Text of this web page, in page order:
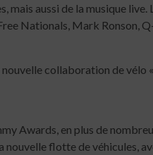
mais aussi de la musique
Nationals, Mark
collaboration de vélo
Awards, en plus de
flotte de véhicules,